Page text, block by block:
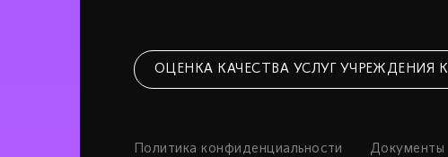
ОЦЕНКА КАЧЕСТВА УСЛУГ УЧРЕЖДЕНИЯ
Политика конфиденциальности Документы